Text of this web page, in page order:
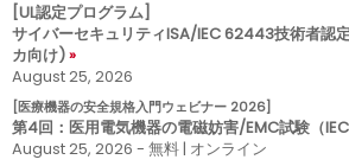
[UL認定プログラム]
サイバーセキュリティISA/IEC 62443技術者認
カ向け)
August 25, 2026
[医療機器の安全規格入門ウェビナー 2026]
第4回：医用電気機器の電磁妨害/EMC試験（IEC
August 25, 2026 - 無料 | オンライン